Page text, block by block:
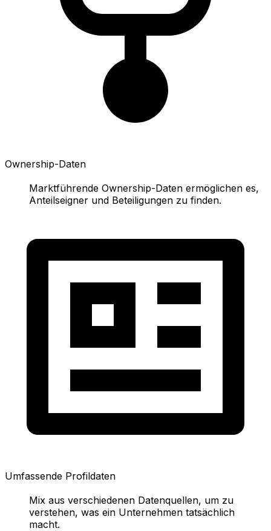
Ownership-Daten
Marktführende Ownership-Daten ermöglichen es,
Anteilseigner und Beteiligungen zu finden.
Umfassende Profildaten
Mix aus verschiedenen Datenquellen, um zu
verstehen, was ein Unternehmen tatsächlich
macht.